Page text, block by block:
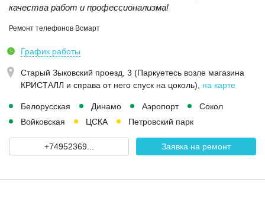
качества работ и профессионализма!
Ремонт телефонов Всмарт
График работы
Старый Зыковский проезд, 3 (Паркуетесь возле магазина
КРИСТАЛЛ и справа от него спуск на цоколь)
на карте
Белорусская Динамо Аэропорт
Сокол
Войковская
ЦСКА Петровский парк
+74952369... Заявка на ремонт